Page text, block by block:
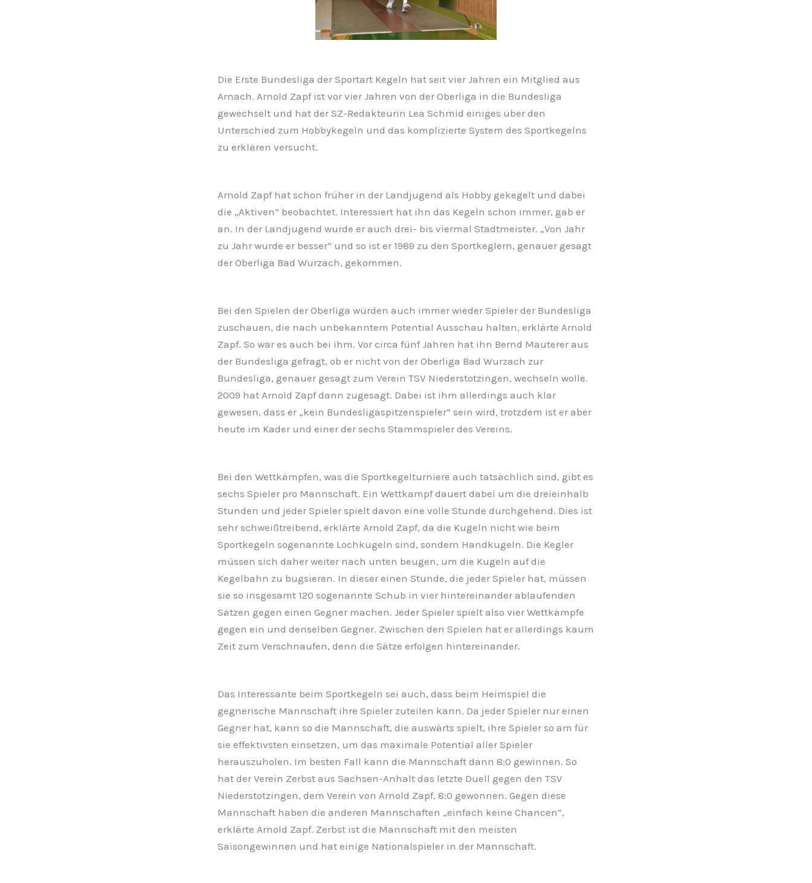
Die Erste Bundesliga der Sportart Kegeln hat seit vier Jahren ein Mitglied aus
Arnach. Arnold Zapf ist vor vier Jahren von der Oberliga in die Bundesliga
gewechselt und hat der SZ-Redakteurin Lea Schmid einiges über den
Unterschied zum Hobbykegeln und das komplizierte System des Sportkegelns
zu erklären versucht.
Arnold Zapf hat schon früher in der Landjugend als Hobby gekegelt und dabei
die „Aktiven“ beobachtet. Interessiert hat ihn das Kegeln schon immer, gab er
an. In der Landjugend wurde er auch drei- bis viermal Stadtmeister. „Von Jahr
zu Jahr wurde er besser“ und so ist er 1989 zu den Sportkeglern, genauer gesagt
der Oberliga Bad Wurzach, gekommen.
Bei den Spielen der Oberliga würden auch immer wieder Spieler der Bundesliga
zuschauen, die nach unbekanntem Potential Ausschau halten, erklärte Arnold
Zapf. So war es auch bei ihm. Vor circa fünf Jahren hat ihn Bernd Mauterer aus
der Bundesliga gefragt, ob er nicht von der Oberliga Bad Wurzach zur
Bundesliga, genauer gesagt zum Verein TSV Niederstotzingen, wechseln wolle.
2009 hat Arnold Zapf dann zugesagt. Dabei ist ihm allerdings auch klar
gewesen, dass er „kein Bundesligaspitzenspieler“ sein wird, trotzdem ist er aber
heute im Kader und einer der sechs Stammspieler des Vereins.
Bei den Wettkämpfen, was die Sportkegelturniere auch tatsächlich sind, gibt es
sechs Spieler pro Mannschaft. Ein Wettkampf dauert dabei um die dreieinhalb
Stunden und jeder Spieler spielt davon eine volle Stunde durchgehend. Dies ist
sehr schweißtreibend, erklärte Arnold Zapf, da die Kugeln nicht wie beim
Sportkegeln sogenannte Lochkugeln sind, sondern Handkugeln. Die Kegler
müssen sich daher weiter nach unten beugen, um die Kugeln auf die
Kegelbahn zu bugsieren. In dieser einen Stunde, die jeder Spieler hat, müssen
sie so insgesamt 120 sogenannte Schub in vier hintereinander ablaufenden
Sätzen gegen einen Gegner machen. Jeder Spieler spielt also vier Wettkämpfe
gegen ein und denselben Gegner. Zwischen den Spielen hat er allerdings kaum
Zeit zum Verschnaufen, denn die Sätze erfolgen hintereinander.
Das Interessante beim Sportkegeln sei auch, dass beim Heimspiel die
gegnerische Mannschaft ihre Spieler zuteilen kann. Da jeder Spieler nur einen
Gegner hat, kann so die Mannschaft, die auswärts spielt, ihre Spieler so am für
sie effektivsten einsetzen, um das maximale Potential aller Spieler
herauszuholen. Im besten Fall kann die Mannschaft dann 8:0 gewinnen. So
hat der Verein Zerbst aus Sachsen-Anhalt das letzte Duell gegen den TSV
Niederstotzingen, dem Verein von Arnold Zapf, 8:0 gewonnen. Gegen diese
Mannschaft haben die anderen Mannschaften „einfach keine Chancen“,
erklärte Arnold Zapf. Zerbst ist die Mannschaft mit den meisten
Saisongewinnen und hat einige Nationalspieler in der Mannschaft.